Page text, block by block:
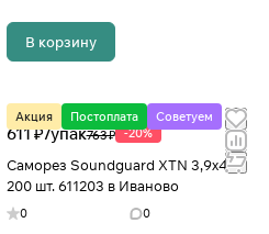
В корзину
Акция Постоплата Советуем
611 ₽/упак763 ₽ -20%
Саморез Soundguard XTN 3,9х41
200 шт. 611203 в Иваново
0 0